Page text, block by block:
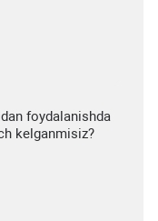
foydalanishda
kelganmisiz?